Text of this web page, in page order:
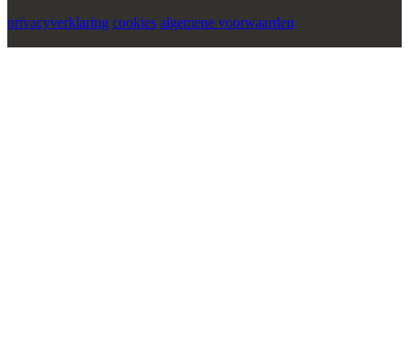
privacyverklaring cookies algemene voorwaarden